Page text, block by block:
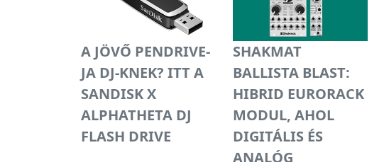
A JÖVŐ PENDRIVE-
JA DJ-KNEK? ITT A
SANDISK X
ALPHATHETA DJ
FLASH DRIVE
SHAKMAT
BALLISTA BLAST:
HIBRID EURORACK
MODUL, AHOL
DIGITÁLIS ÉS
ANALÓG